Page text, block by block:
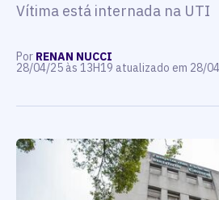
Vítima está internada na UTI
Por RENAN NUCCI
28/04/25 às 13H19 atualizado em 28/